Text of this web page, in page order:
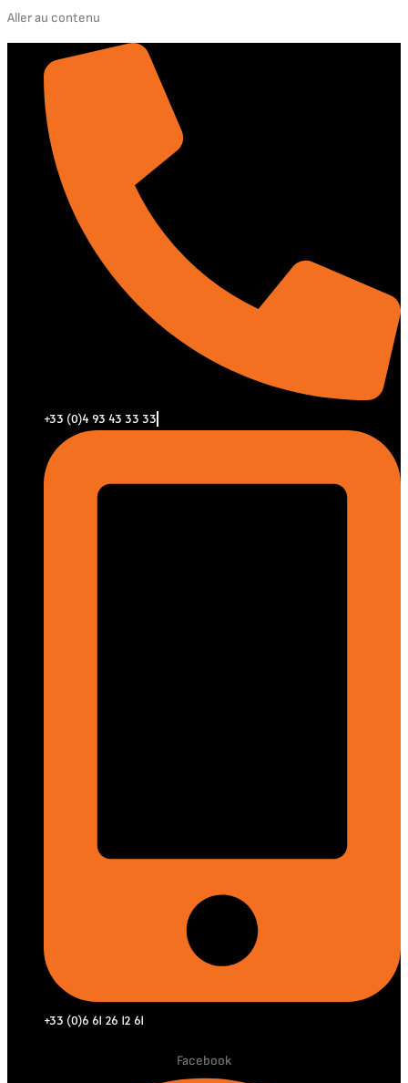
Aller au contenu
+33 (0)4 93 43 33 33
+33 (0)6 61 26 12 61
Facebook